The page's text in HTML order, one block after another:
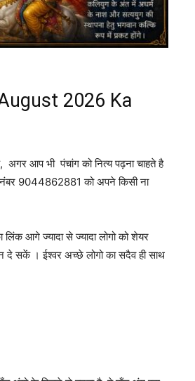
2026 Ka
अगर आप भी पंचांग को नित्य पढ़ना चाहते है
नंबर 9044862881 को अपने किसी ना
आगे ज्यादा से ज्यादा लोगो को शेयर
दे सकें । ईश्वर अच्छे लोगो का सदैव ही साथ